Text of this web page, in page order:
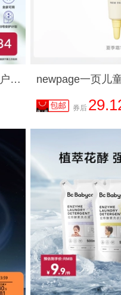
babycare植物精油贴婴儿宝宝户外神器儿童成人专用贴纸
券后